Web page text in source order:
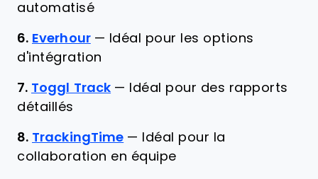
automatisé
6. Everhour — Idéal pour les options
d'intégration
7. Toggl Track —
Idéal pour des rapports
détaillés
8. TrackingTime —
Idéal pour la
collaboration en équipe